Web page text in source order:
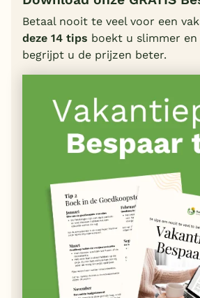
Betaal nooit te veel voor een
deze 14 tips boekt u slimmer
begrijpt u de prijzen beter.